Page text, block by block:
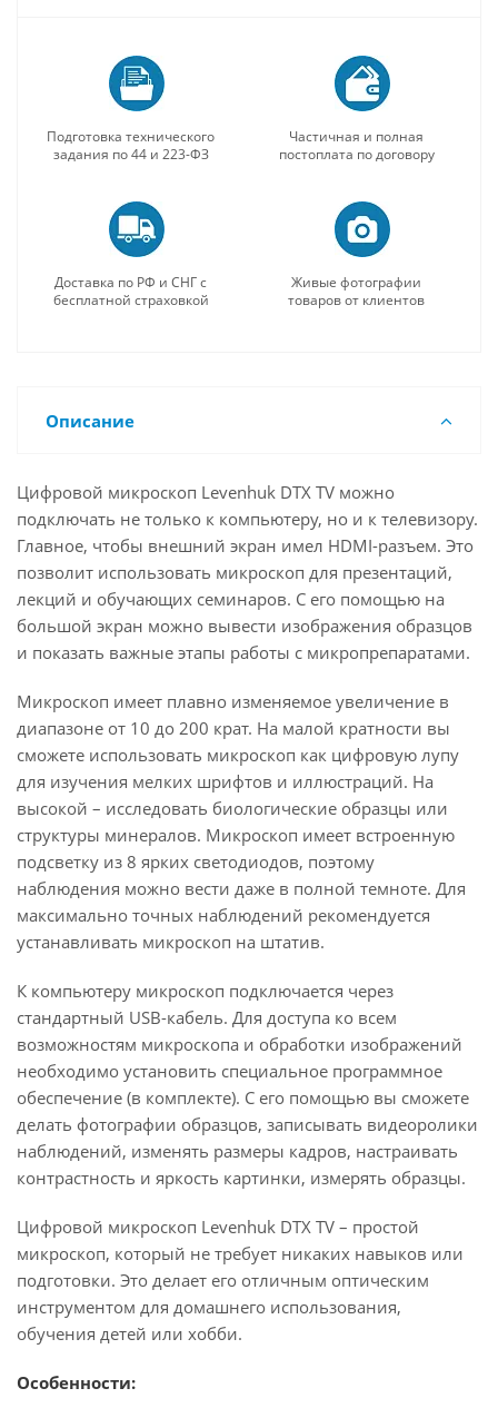
Подготовка технического
задания по 44 и 223-ФЗ
Частичная и полная
постоплата по договору
Доставка по РФ и СНГ с
бесплатной страховкой
Живые фотографии
товаров от клиентов
Описание
Цифровой микроскоп Levenhuk DTX TV можно
подключать не только к компьютеру, но и к телевизору.
Главное, чтобы внешний экран имел HDMI-разъем. Это
позволит использовать микроскоп для презентаций,
лекций и обучающих семинаров. С его помощью на
большой экран можно вывести изображения образцов
и показать важные этапы работы с микропрепаратами.
Микроскоп имеет плавно изменяемое увеличение в
диапазоне от 10 до 200 крат. На малой кратности вы
сможете использовать микроскоп как цифровую лупу
для изучения мелких шрифтов и иллюстраций. На
высокой – исследовать биологические образцы или
структуры минералов. Микроскоп имеет встроенную
подсветку из 8 ярких светодиодов, поэтому
наблюдения можно вести даже в полной темноте. Для
максимально точных наблюдений рекомендуется
устанавливать микроскоп на штатив.
К компьютеру микроскоп подключается через
стандартный USB-кабель. Для доступа ко всем
возможностям микроскопа и обработки изображений
необходимо установить специальное программное
обеспечение (в комплекте). С его помощью вы сможете
делать фотографии образцов, записывать видеоролики
наблюдений, изменять размеры кадров, настраивать
контрастность и яркость картинки, измерять образцы.
Цифровой микроскоп Levenhuk DTX TV – простой
микроскоп, который не требует никаких навыков или
подготовки. Это делает его отличным оптическим
инструментом для домашнего использования,
обучения детей или хобби.
Особенности: